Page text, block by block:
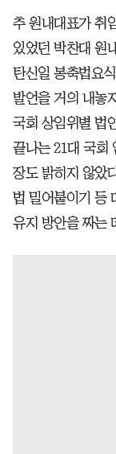
추 원내대표가 취
있었던 박찬대 원
탄신일 봉축법요
발언을 거의 내놓
국회 상임위별 법
끝나는 21대 국회
장도 밝히지 않았
법 밀어붙이기 등
유지 방안을 짜는